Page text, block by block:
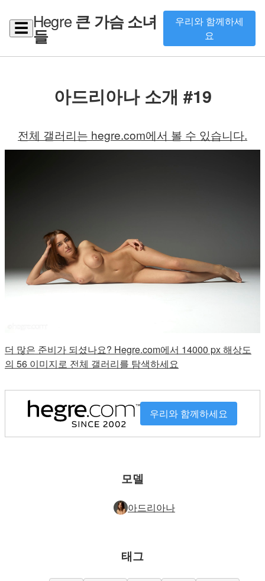
☰ Hegre 큰 가슴 소녀
들
우리와 함께하세
요
아드리아나 소개 #19
전체 갤러리는 hegre.com에서 볼 수 있습니다.
더 많은 준비가 되셨나요? Hegre.com에서 14000 px 해상도
의 56 이미지로 전체 갤러리를 탐색하세요
우리와 함께하세요
모델
아드리아나
태그